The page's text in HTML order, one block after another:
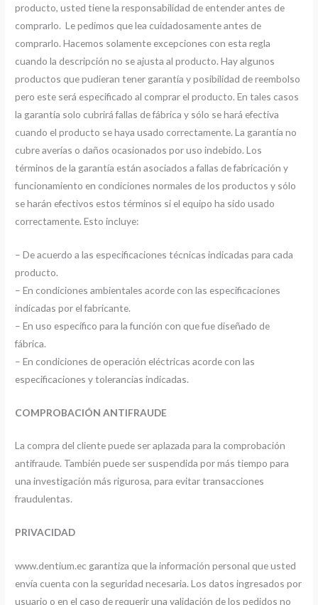
producto, usted tiene la responsabilidad de entender antes de
comprarlo. Le pedimos que lea cuidadosamente antes de
comprarlo. Hacemos solamente excepciones con esta regla
cuando la descripción no se ajusta al producto. Hay algunos
productos que pudieran tener garantía y posibilidad de reembolso
pero este será especificado al comprar el producto. En tales casos
la garantía solo cubrirá fallas de fábrica y sólo se hará efectiva
cuando el producto se haya usado correctamente. La garantía no
cubre averías o daños ocasionados por uso indebido. Los
términos de la garantía están asociados a fallas de fabricación y
funcionamiento en condiciones normales de los productos y sólo
se harán efectivos estos términos si el equipo ha sido usado
correctamente. Esto incluye:
– De acuerdo a las especificaciones técnicas indicadas para cada
producto.
– En condiciones ambientales acorde con las especificaciones
indicadas por el fabricante.
– En uso específico para la función con que fue diseñado de
fábrica.
– En condiciones de operación eléctricas acorde con las
especificaciones y tolerancias indicadas.
COMPROBACIÓN ANTIFRAUDE
La compra del cliente puede ser aplazada para la comprobación
antifraude. También puede ser suspendida por más tiempo para
una investigación más rigurosa, para evitar transacciones
fraudulentas.
PRIVACIDAD
www.dentium.ec garantiza que la información personal que usted
envía cuenta con la seguridad necesaria. Los datos ingresados por
usuario o en el caso de requerir una validación de los pedidos no